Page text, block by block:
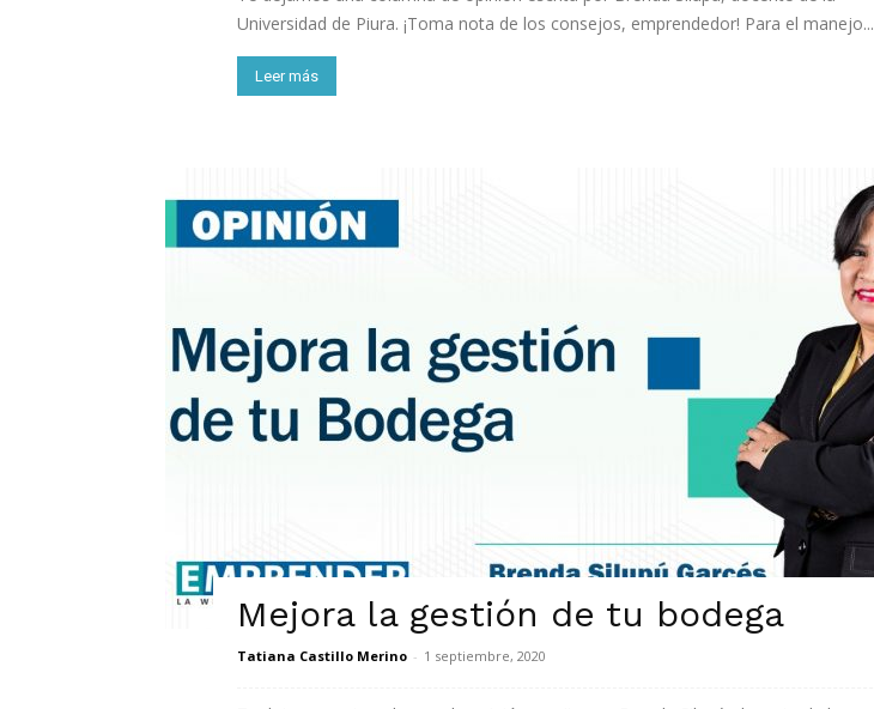
Universidad de Piura. ¡Toma nota de los consejos, emprendedor! Para el manejo...
Leer más
Mejora la gestión de tu bodega
Tatiana Castillo Merino - 1 septiembre, 2020